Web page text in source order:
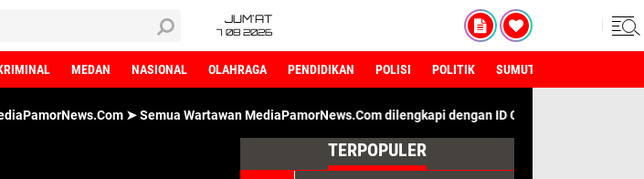
JUM'AT
7 08 2026
MEDAN NASIONAL OLAHRAGA PENDIDIKAN POLISI POLITIK SUMUT
➤ Semua Wartawan MediaPamorNews.Com dilengkapi dengan ID Card Wartawan. Kami Adalah
TERPOPULER